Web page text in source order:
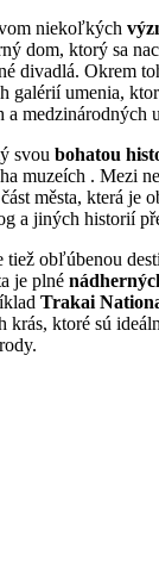
niekoľkých
dom, ktorý sa
divadlá. Okrem
galérií umenia,
medzinárodných
svou bohatou
muzeích . Mezi
města, která je
a jiných historií
tiež obľúbenou
je plné
Trakai
krás, ktoré sú